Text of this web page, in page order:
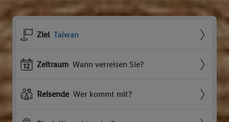
Ziel Taiwan
Zeitraum Wann verreisen Sie?
Reisende Wer kommt mit?